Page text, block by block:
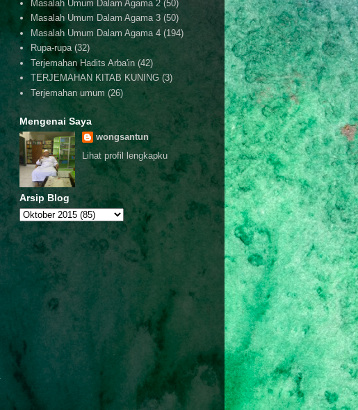
Masalah Umum Dalam Agama 2 (50)
Masalah Umum Dalam Agama 3 (50)
Masalah Umum Dalam Agama 4 (194)
Rupa-rupa (32)
Terjemahan Hadits Arba'in (42)
TERJEMAHAN KITAB KUNING (3)
Terjemahan umum (26)
Mengenai Saya
wongsantun
Lihat profil lengkapku
Arsip Blog